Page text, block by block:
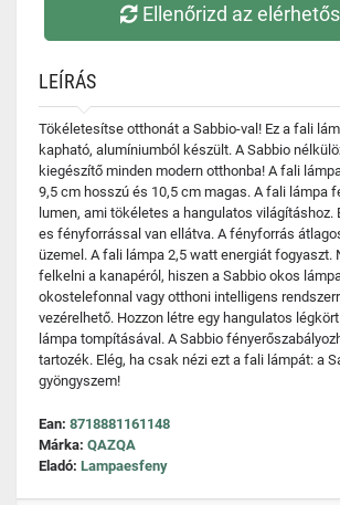
Ellenőrizd az
LEÍRÁS
Tökéletesítse otthonát a Sabbio-val! Ez a fali
kapható, alumíniumból készült. A Sabbio
kiegészítő minden modern otthonba! A fali
9,5 cm hosszú és 10,5 cm magas. A fali lámpa
lumen, ami tökéletes a hangulatos világításhoz.
es fényforrással van ellátva. A fényforrás
üzemel. A fali lámpa 2,5 watt energiát fogyaszt.
felkelni a kanapéról, hiszen a Sabbio okos
okostelefonnal vagy otthoni intelligens
vezérelhető. Hozzon létre egy hangulatos
lámpa tompításával. A Sabbio
tartozék. Elég, ha csak nézi ezt a fali lámpát: a
gyöngyszem!
Ean: 8718881161148
Márka: QAZQA
Eladó: Lampaesfeny